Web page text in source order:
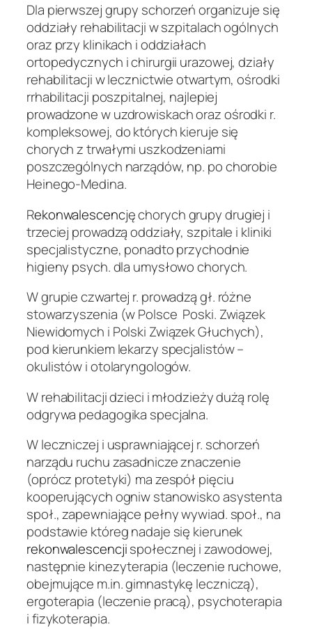
Dla pierwszej grupy schorzeń organizuje się
oddziały rehabilitacji w szpitalach ogólnych
oraz przy klinikach i oddziałach
ortopedycznych i chirurgii urazowej, działy
rehabilitacji w lecznictwie otwartym, ośrodki
rrhabilitacji poszpitalnej, najlepiej
prowadzone w uzdrowiskach oraz ośrodki r.
kompleksowej, do których kieruje się
chorych z trwałymi uszkodzeniami
poszczególnych narządów, np. po chorobie
Heinego-Medina.
Rekonwalescencję chorych grupy drugiej i
trzeciej prowadzą oddziały, szpitale i kliniki
specjalistyczne, ponadto przychodnie
higieny psych. dla umysłowo chorych.
W grupie czwartej r. prowadzą gł. różne
stowarzyszenia (w Polsce Poski. Związek
Niewidomych i Polski Związek Głuchych),
pod kierunkiem lekarzy specjalistów –
okulistów i otolaryngologów.
W rehabilitacji dzieci i młodzieży dużą rolę
odgrywa pedagogika specjalna.
W leczniczej i usprawniającej r. schorzeń
narządu ruchu zasadnicze znaczenie
(oprócz protetyki) ma zespół pięciu
kooperujących ogniw stanowisko asystenta
społ., zapewniające pełny wywiad. społ., na
podstawie któreg nadaje się kierunek
rekonwalescencjispołecznej i zawodowej,
następnie kinezyterapia (leczenie ruchowe,
obejmujące m.in. gimnastykę leczniczą),
ergoterapia (leczenie pracą), psychoterapia
i fizykoterapia.